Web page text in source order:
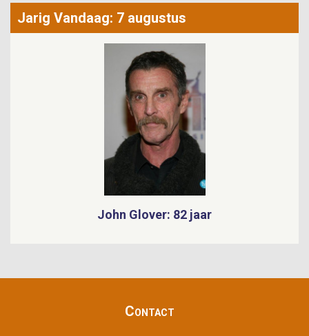
Jarig Vandaag: 7 augustus
John Glover: 82 jaar
Contact